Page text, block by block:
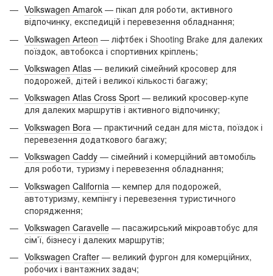
Volkswagen Amarok — пікап для роботи, активного
відпочинку, експедицій і перевезення обладнання;
Volkswagen Arteon — ліфтбек і Shooting Brake для далеких
поїздок, автобокса і спортивних кріплень;
Volkswagen Atlas — великий сімейний кросовер для
подорожей, дітей і великої кількості багажу;
Volkswagen Atlas Cross Sport — великий кросовер-купе
для далеких маршрутів і активного відпочинку;
Volkswagen Bora — практичний седан для міста, поїздок і
перевезення додаткового багажу;
Volkswagen Caddy — сімейний і комерційний автомобіль
для роботи, туризму і перевезення обладнання;
Volkswagen California — кемпер для подорожей,
автотуризму, кемпінгу і перевезення туристичного
спорядження;
Volkswagen Caravelle — пасажирський мікроавтобус для
сім’ї, бізнесу і далеких маршрутів;
Volkswagen Crafter — великий фургон для комерційних,
робочих і вантажних задач;